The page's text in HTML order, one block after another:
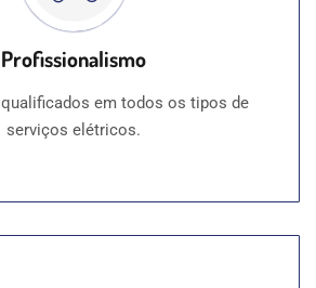
Profissionalismo
qualificados em todos os tipos de
serviços elétricos.